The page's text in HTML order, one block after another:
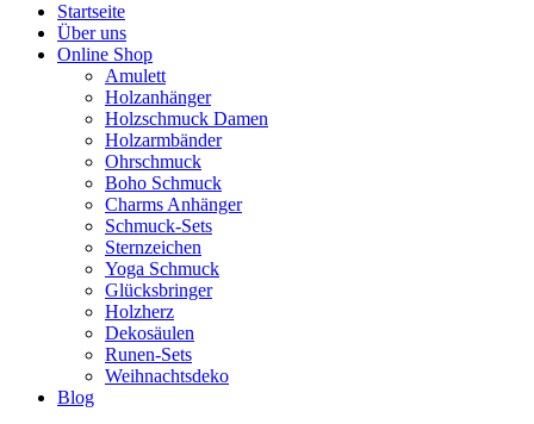
Startseite
Über uns
Online Shop
Amulett
Holzanhänger
Holzschmuck Damen
Holzarmbänder
Ohrschmuck
Boho Schmuck
Charms Anhänger
Schmuck-Sets
Sternzeichen
Yoga Schmuck
Glücksbringer
Holzherz
Dekosäulen
Runen-Sets
Weihnachtsdeko
Blog